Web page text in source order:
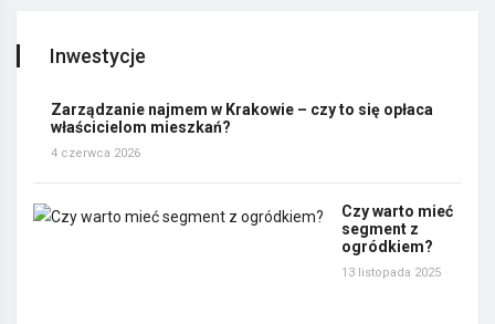
Inwestycje
Zarządzanie najmem w Krakowie – czy to się opłaca
właścicielom mieszkań?
4 czerwca 2026
Czy warto mieć
segment z
ogródkiem?
13 listopada 2025